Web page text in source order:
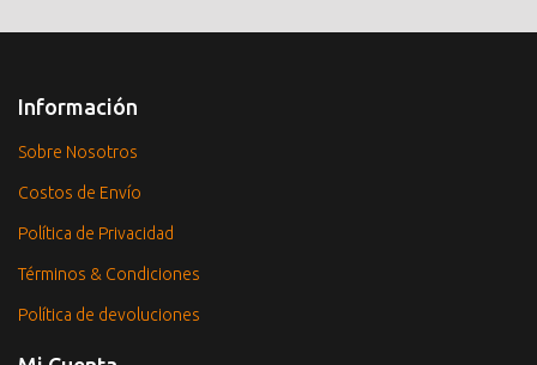
Información
Sobre Nosotros
Costos de Envío
Política de Privacidad
Términos & Condiciones
Política de devoluciones